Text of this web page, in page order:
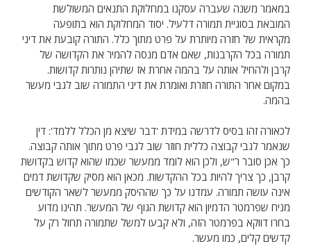
במאמר משנה שעברה עסקנו במחלוקת התנאים המשולשת
המובאת בסוגיית תמורה דלעיל. יסוד המחלוקת הוא בתופעה
מקראית של חזרה מיותרת על פרט מתוך כלל. התורה קובעת את דיני
תמורה בכל הקרבנות, שאם אדם מנסה להמיר את הקדושה של
קרבן ולהחיל אותה על בהמה אחרת אז שתיהן נותרות קדושות.
במקום אחר התורה חוזרת ואומרת את דיני התמורה שוב לגבי מעשר
בהמה.
לכאורה זהו בסיס לדרשה במידת 'דבר שיצא מן הכלל ללמד': דין
שנאמר לגבי קבוצה כללית חוזר שוב לגבי פרט מתוך אותה קבוצה.
כך אכן סובר ר"ש, ולכן הוא לומד ממעשר שכמו שהוא קדוש בקדושת
קרבן, כך צריך להיות בכל ההקדשות. מכאן הוא מסיק שקדושת דמים
אינה עושה תמורה. עמדנו על כך שההיסק ממעשר לשאר הקודשים
מניח שפרמטר הדמיון הוא קדושת הגוף של המעשר. תהינו מדוע
בחרו דווקא בפרמטר הזה, ולא קבעו למשל שתמורה תחול רק על
קדשים קלים, כמו מעשר.